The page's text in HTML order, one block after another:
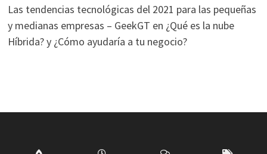
Las tendencias tecnológicas del 2021 para las pequeñas
y medianas empresas – GeekGT en ¿Qué es la nube
Híbrida? y ¿Cómo ayudaría a tu negocio?